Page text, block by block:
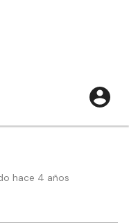
hace 4 años